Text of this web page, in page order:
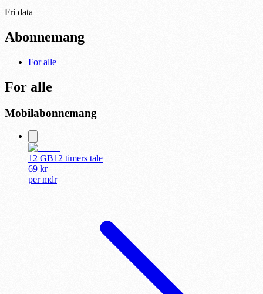
Fri data
Abonnemang
For alle
For alle
Mobilabonnemang
12 GB12 timers tale
69 kr
permdr